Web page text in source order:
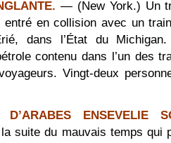
— (New York.) Un
en collision avec un
dans l’État du
contenu dans l’un des
Vingt-deux
D’ARABES ENSEVELIE
suite du mauvais temps qui